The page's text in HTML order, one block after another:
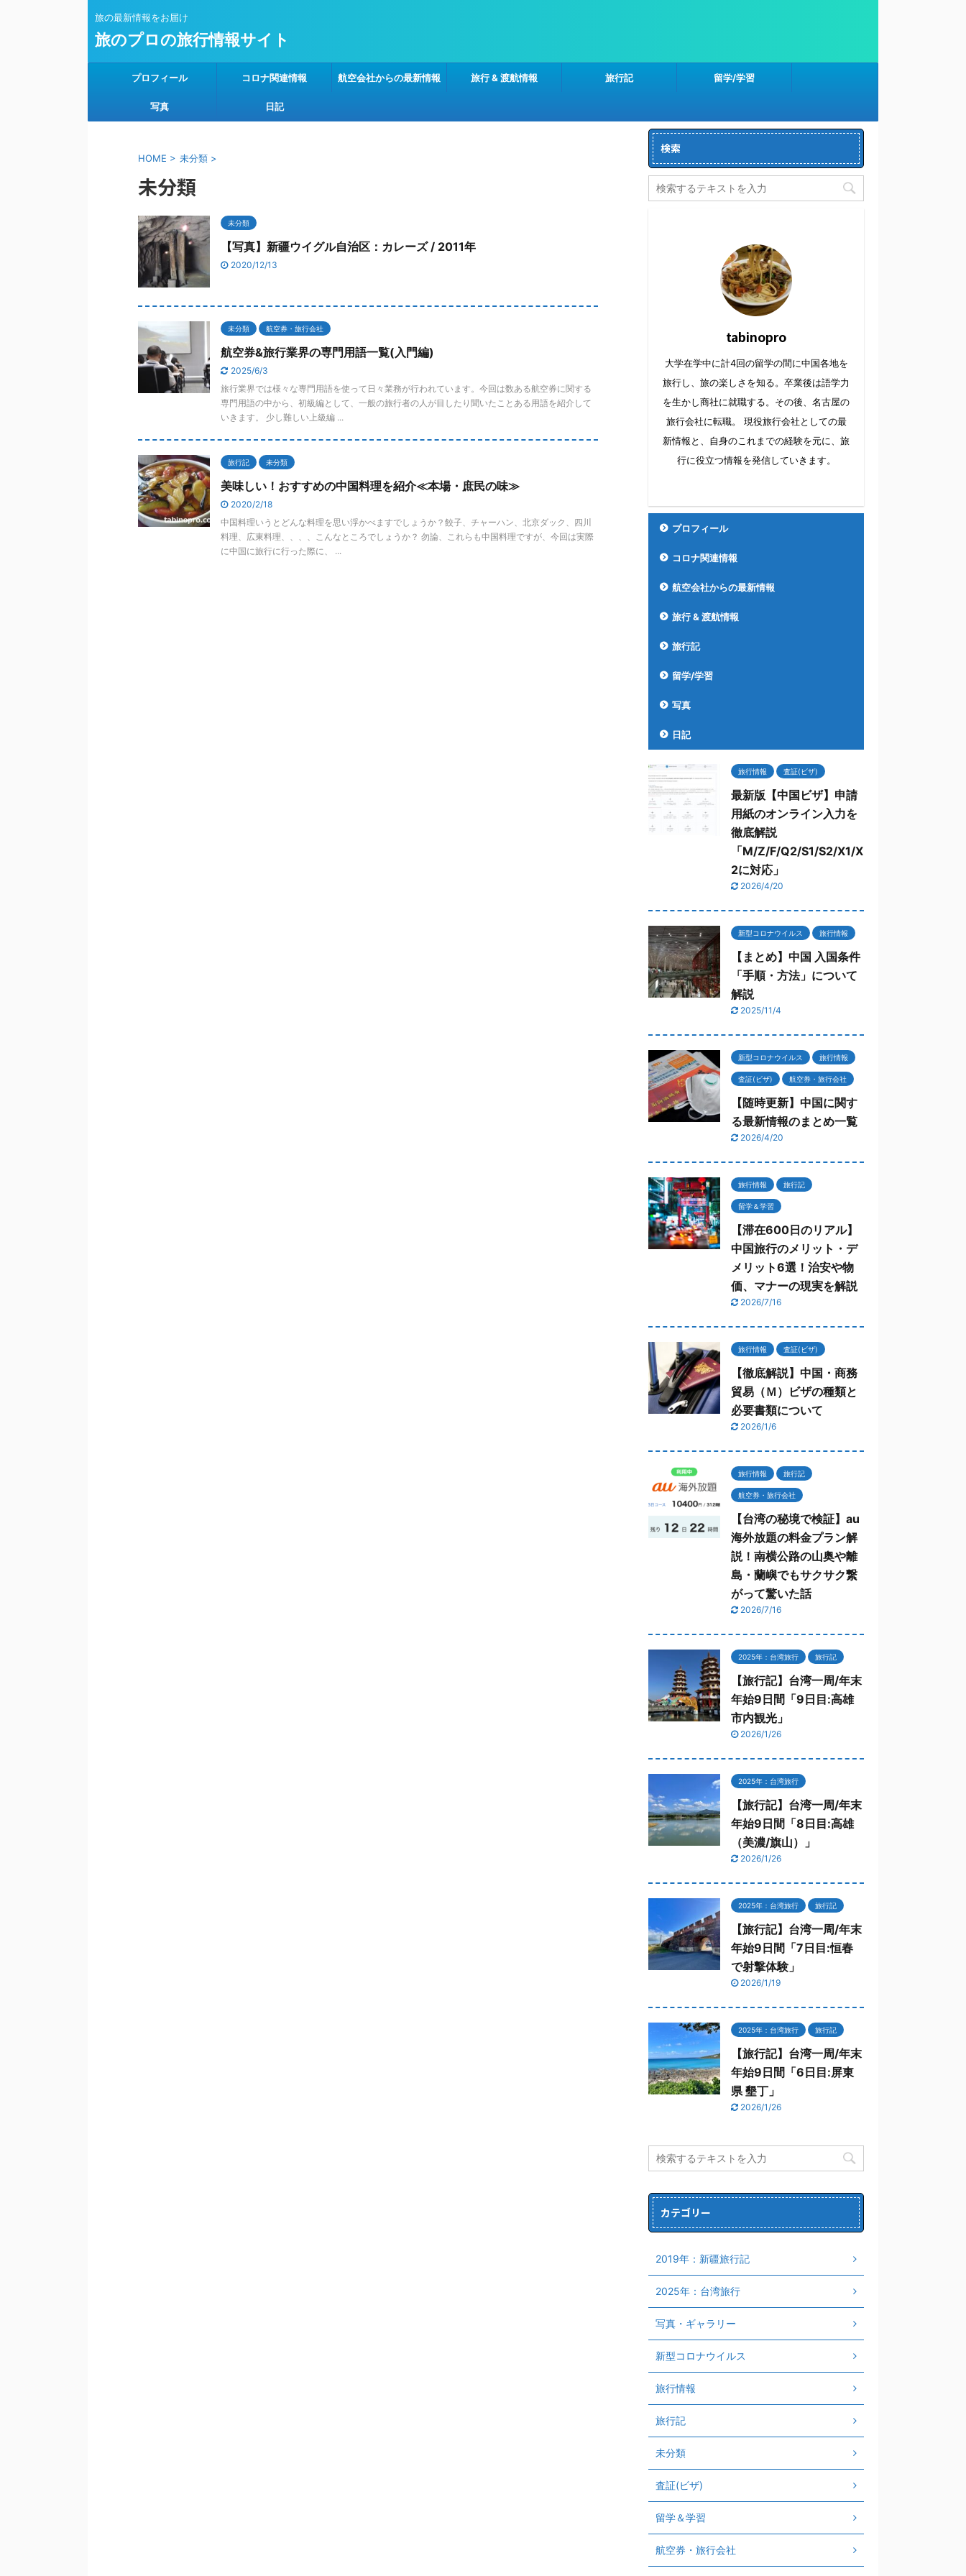
旅の最新情報をお届け
旅のプロの旅行情報サイト
プロフィール コロナ関連情報 航空会社からの最新情報 旅行 & 渡航情報 旅行記 留学/学習
写真 日記
HOME > 未分類 >
未分類
未分類
【写真】新疆ウイグル自治区：カレーズ / 2011年
2020/12/13
未分類 航空券・旅行会社
航空券&旅行業界の専門用語一覧(入門編)
2025/6/3
旅行業界では様々な専門用語を使って日々業務が行われています。今回は数ある航空券に関する
専門用語の中から、初級編として、一般の旅行者の人が目したり聞いたことある用語を紹介して
いきます。 少し難しい上級編 ...
旅行記 未分類
美味しい！おすすめの中国料理を紹介≪本場・庶民の味≫
2020/2/18
中国料理いうとどんな料理を思い浮かべますでしょうか？餃子、チャーハン、北京ダック、四川
料理、広東料理、、、、こんなところでしょうか？ 勿論、これらも中国料理ですが、今回は実際
に中国に旅行に行った際に、 ...
検索
tabinopro
大学在学中に計4回の留学の間に中国各地を
旅行し、旅の楽しさを知る。卒業後は語学力
を生かし商社に就職する。その後、名古屋の
旅行会社に転職。 現役旅行会社としての最
新情報と、自身のこれまでの経験を元に、旅
行に役立つ情報を発信していきます。
プロフィール
コロナ関連情報
航空会社からの最新情報
旅行 & 渡航情報
旅行記
留学/学習
写真
日記
旅行情報 査証(ビザ)
最新版【中国ビザ】申請
用紙のオンライン入力を
徹底解説
「M/Z/F/Q2/S1/S2/X1/X
2に対応」
2026/4/20
新型コロナウイルス 旅行情報
【まとめ】中国 入国条件
「手順・方法」について
解説
2025/11/4
新型コロナウイルス 旅行情報
査証(ビザ) 航空券・旅行会社
【随時更新】中国に関す
る最新情報のまとめ一覧
2026/4/20
旅行情報 旅行記
留学＆学習
【滞在600日のリアル】
中国旅行のメリット・デ
メリット6選！治安や物
価、マナーの現実を解説
2026/7/16
旅行情報 査証(ビザ)
【徹底解説】中国・商務
貿易（Ｍ）ビザの種類と
必要書類について
2026/1/6
旅行情報 旅行記
航空券・旅行会社
【台湾の秘境で検証】au
海外放題の料金プラン解
説！南横公路の山奥や離
島・蘭嶼でもサクサク繋
がって驚いた話
2026/7/16
2025年：台湾旅行 旅行記
【旅行記】台湾一周/年末
年始9日間「9日目:高雄
市内観光」
2026/1/26
2025年：台湾旅行
【旅行記】台湾一周/年末
年始9日間「8日目:高雄
（美濃/旗山）」
2026/1/26
2025年：台湾旅行 旅行記
【旅行記】台湾一周/年末
年始9日間「7日目:恒春
で射撃体験」
2026/1/19
2025年：台湾旅行 旅行記
【旅行記】台湾一周/年末
年始9日間「6日目:屏東
県 墾丁」
2026/1/26
カテゴリー
2019年：新疆旅行記
2025年：台湾旅行
写真・ギャラリー
新型コロナウイルス
旅行情報
旅行記
未分類
査証(ビザ)
留学＆学習
航空券・旅行会社